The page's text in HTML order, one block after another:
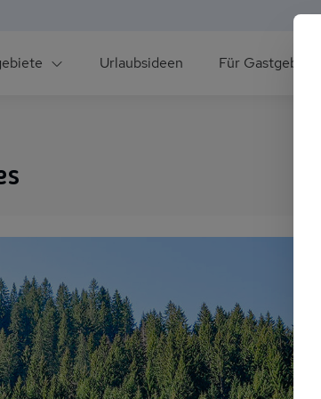
im Winter
Skiurlaub
Urlaubsideen Für Gastgeber